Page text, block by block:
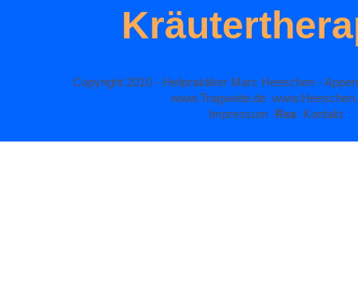
Copyright 2010 - Heilpraktiker Marc Heeschen -
www.Tragweite.de
Impressum Rss Kontakt